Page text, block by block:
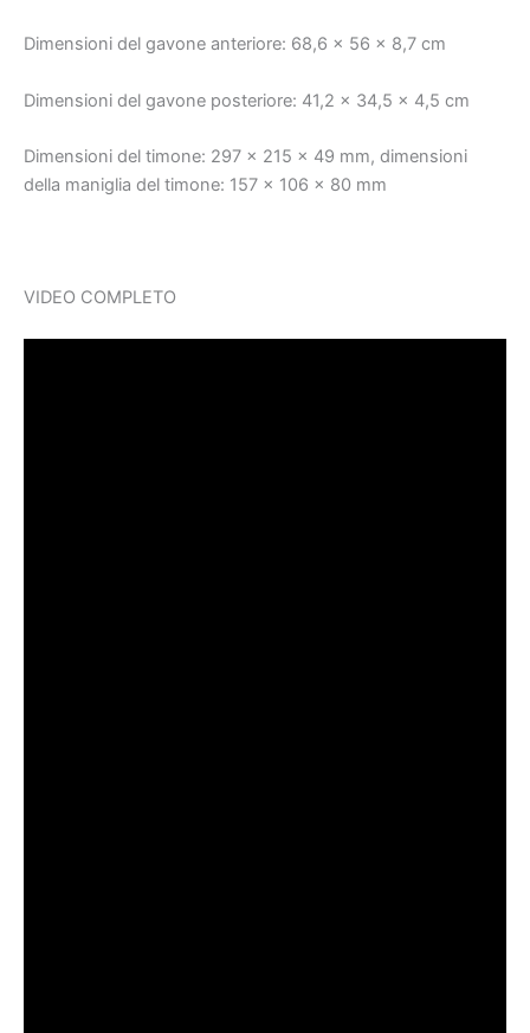
Dimensioni del gavone anteriore: 68,6 x 56 x 8,7 cm
Dimensioni del gavone posteriore: 41,2 x 34,5 x 4,5 cm
Dimensioni del timone: 297 x 215 x 49 mm, dimensioni
della maniglia del timone: 157 x 106 x 80 mm
VIDEO COMPLETO